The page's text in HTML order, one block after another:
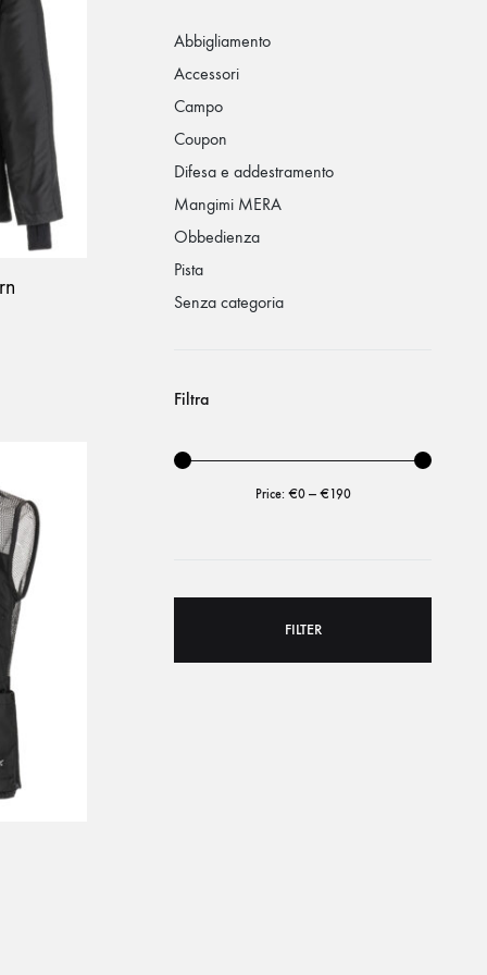
Abbigliamento
Accessori
Campo
Coupon
Difesa e addestramento
Mangimi MERA
Obbedienza
Pista
Senza categoria
Filtra
Price: €0— €190
FILTER